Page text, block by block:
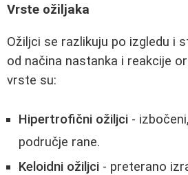
Vrste ožiljaka
Ožiljci se razlikuju po izgledu i
od načina nastanka i reakcije
vrste su:
Hipertrofični ožiljci -
područje rane.
Keloidni ožiljci - preterano